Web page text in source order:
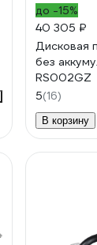
до -15%
40 305 ₽
Дисковая
без
RS002GZ
5(16)
В корзину